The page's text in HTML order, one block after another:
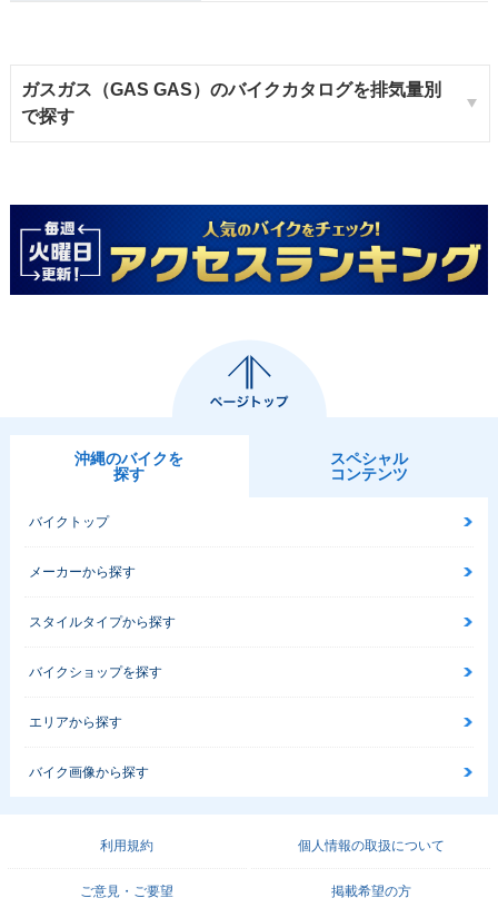
ガスガス（GAS GAS）のバイクカタログを排気量別
で探す
沖縄のバイクを
探す
スペシャル
コンテンツ
バイクトップ
メーカーから探す
スタイルタイプから探す
バイクショップを探す
エリアから探す
バイク画像から探す
利用規約 個人情報の取扱について
ご意見・ご要望 掲載希望の方